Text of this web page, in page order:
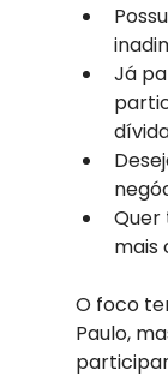
Já
Quer
mais
O foco
Paulo,